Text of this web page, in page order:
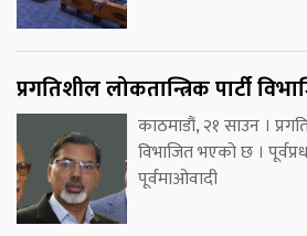
प्रगतिशील लोकतान्त्रिक पार्टी
काठमाडौं, २१ साउन ।
विभाजित भएको छ ।
पूर्वमाओवादी